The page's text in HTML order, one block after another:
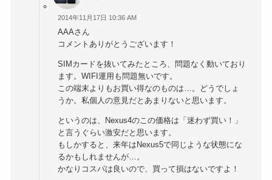
2014年11月17日 10:36 AM
AAAさん
コメントありがとうございます！
SIMカードを抜いてみたところ、問題なく動いており
ます。WIFI運用も問題無いです。
この端末よりもお買い得なのものは…。どうでしょ
うか。私個人の意見だとあまりないと思います。
というのは、Nexus4のこの価格は「迷わず買い！」
と言うぐらい激安だと思います。
もしかすると、来年はNexus5で同じような状態にな
るかもしれませんが…。
かなりコスパは良いので、買って損はないですよ！